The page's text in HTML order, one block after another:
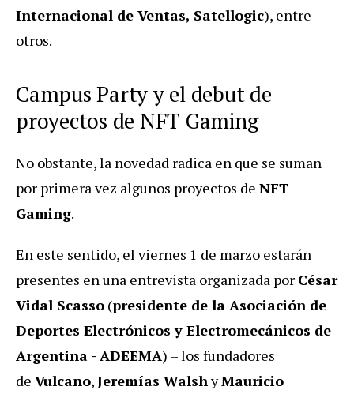
Internacional de Ventas, Satellogic), entre
otros.
Campus Party y el debut de
proyectos de NFT Gaming
No obstante, la novedad radica en que se suman
por primera vez algunos proyectos de NFT
Gaming.
En este sentido, el viernes 1 de marzo estarán
presentes en una entrevista organizada por César
Vidal Scasso (presidente de la Asociación de
Deportes Electrónicos y Electromecánicos de
Argentina - ADEEMA) – los fundadores
de Vulcano,Jeremías WalshyMauricio